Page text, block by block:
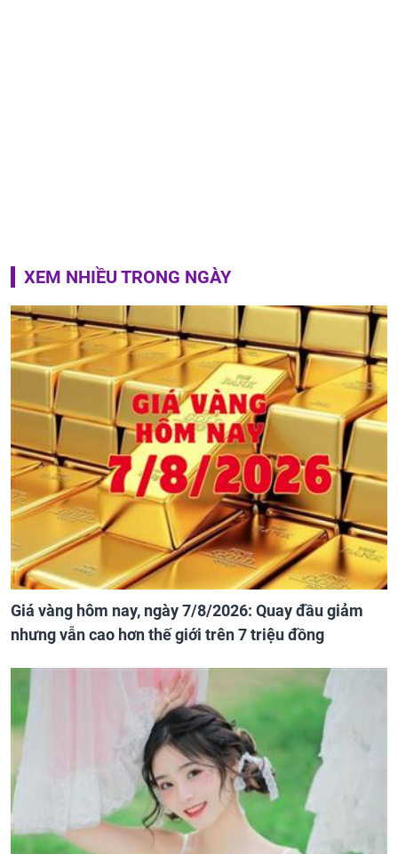
XEM NHIỀU TRONG NGÀY
Giá vàng hôm nay, ngày 7/8/2026: Quay đầu giảm
nhưng vẫn cao hơn thế giới trên 7 triệu đồng